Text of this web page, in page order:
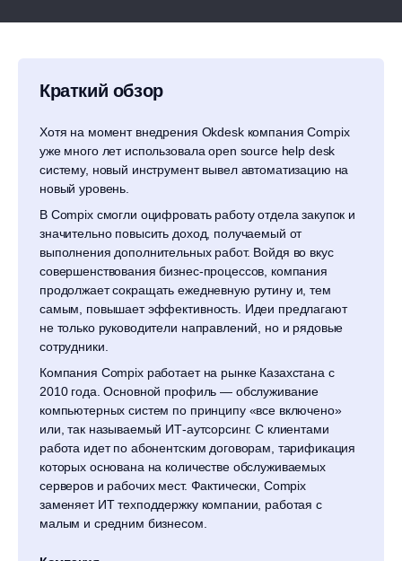
Краткий обзор
Хотя на момент внедрения Okdesk компания Compix
уже много лет использовала open source help desk
систему, новый инструмент вывел автоматизацию на
новый уровень.
В Compix смогли оцифровать работу отдела закупок и
значительно повысить доход, получаемый от
выполнения дополнительных работ. Войдя во вкус
совершенствования бизнес-процессов, компания
продолжает сокращать ежедневную рутину и, тем
самым, повышает эффективность. Идеи предлагают
не только руководители направлений, но и рядовые
сотрудники.
Компания Compix работает на рынке Казахстана с
2010 года. Основной профиль — обслуживание
компьютерных систем по принципу «все включено»
или, так называемый ИТ-аутсорсинг. С клиентами
работа идет по абонентским договорам, тарификация
которых основана на количестве обслуживаемых
серверов и рабочих мест. Фактически, Compix
заменяет ИТ техподдержку компании, работая с
малым и средним бизнесом.